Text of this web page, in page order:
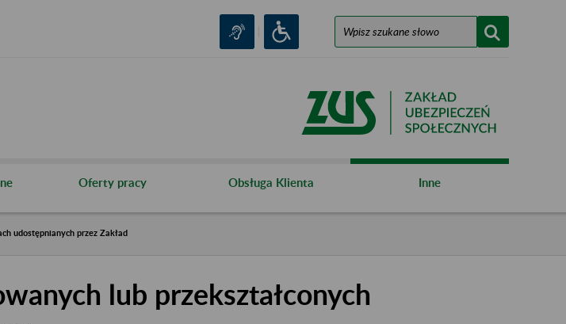
Oferty pracy Obsługa Klienta Inne
udostępnianych przez Zakład
lub przekształconych